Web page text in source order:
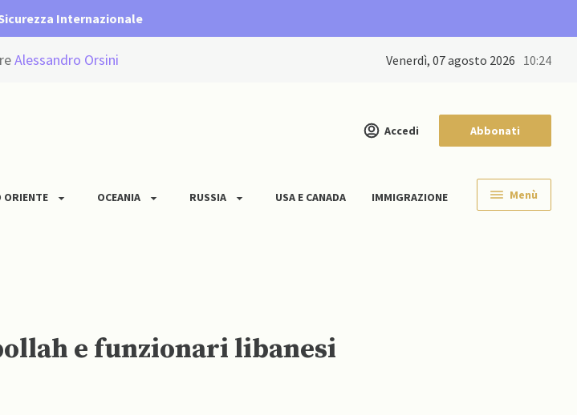
Internazionale
Alessandro Orsini venerdì, 07 agosto 2026 10:24
Accedi Abbonati
ORIENTE OCEANIA RUSSIA USA E CANADA IMMIGRAZIONE Menù
e funzionari libanesi